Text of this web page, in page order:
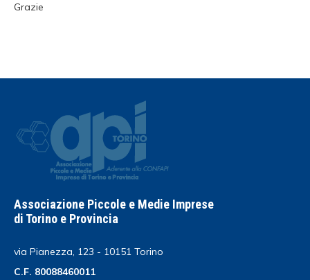
Grazie
Associazione Piccole e Medie Imprese
di Torino e Provincia
via Pianezza, 123 - 10151 Torino
C.F. 80088460011